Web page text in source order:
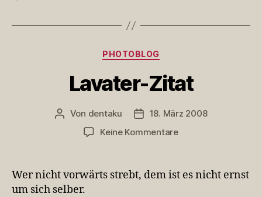
Kategorien
PHOTOBLOG
Lavater-Zitat
Beitragsautor
Von dentaku Veröffentlichungsdatum
18. März 2008
Keine Kommentarezu
Wer nicht vorwärts strebt, dem ist es nicht ernst
um sich selber.